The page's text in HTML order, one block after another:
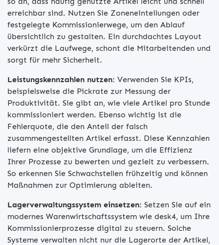
erreichbar sind. Nutzen Sie Zoneneinteilungen oder
festgelegte Kommissionierwege, um den Ablauf
übersichtlich zu gestalten. Ein durchdachtes Layout
verkürzt die Laufwege, schont die Mitarbeitenden und
sorgt für mehr Sicherheit.
Leistungskennzahlen nutzen: Verwenden Sie KPIs,
beispielsweise die Pickrate zur Messung der
Produktivität. Sie gibt an, wie viele Artikel pro Stunde
kommissioniert werden. Ebenso wichtig ist die
Fehlerquote, die den Anteil der falsch
zusammengestellten Artikel erfasst. Diese Kennzahlen
liefern eine objektive Grundlage, um die Effizienz
Ihrer Prozesse zu bewerten und gezielt zu verbessern.
So erkennen Sie Schwachstellen frühzeitig und können
Maßnahmen zur Optimierung ableiten.
Lagerverwaltungssystem einsetzen: Setzen Sie auf ein
modernes Warenwirtschaftssystem wie desk4, um Ihre
Kommissionierprozesse digital zu steuern. Solche
Systeme verwalten nicht nur die Lagerorte der Artikel,